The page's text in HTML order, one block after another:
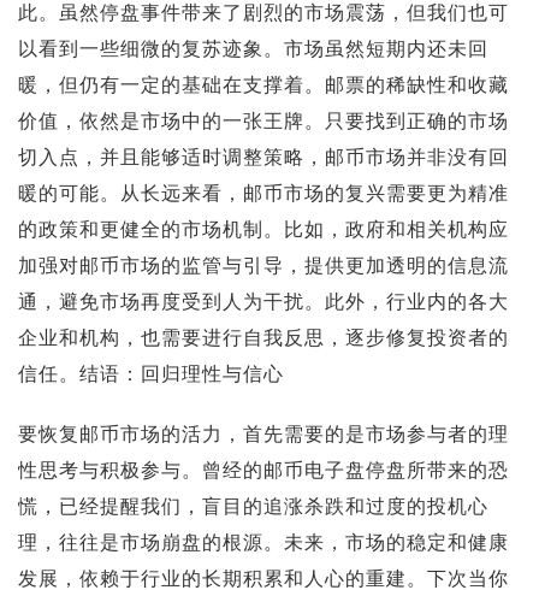
此。虽然停盘事件带来了剧烈的市场震荡，但我们也可
以看到一些细微的复苏迹象。市场虽然短期内还未回
暖，但仍有一定的基础在支撑着。邮票的稀缺性和收藏
价值，依然是市场中的一张王牌。只要找到正确的市场
切入点，并且能够适时调整策略，邮币市场并非没有回
暖的可能。从长远来看，邮币市场的复兴需要更为精准
的政策和更健全的市场机制。比如，政府和相关机构应
加强对邮币市场的监管与引导，提供更加透明的信息流
通，避免市场再度受到人为干扰。此外，行业内的各大
企业和机构，也需要进行自我反思，逐步修复投资者的
信任。结语：回归理性与信心
要恢复邮币市场的活力，首先需要的是市场参与者的理
性思考与积极参与。曾经的邮币电子盘停盘所带来的恐
慌，已经提醒我们，盲目的追涨杀跌和过度的投机心
理，往往是市场崩盘的根源。未来，市场的稳定和健康
发展，依赖于行业的长期积累和人心的重建。下次当你